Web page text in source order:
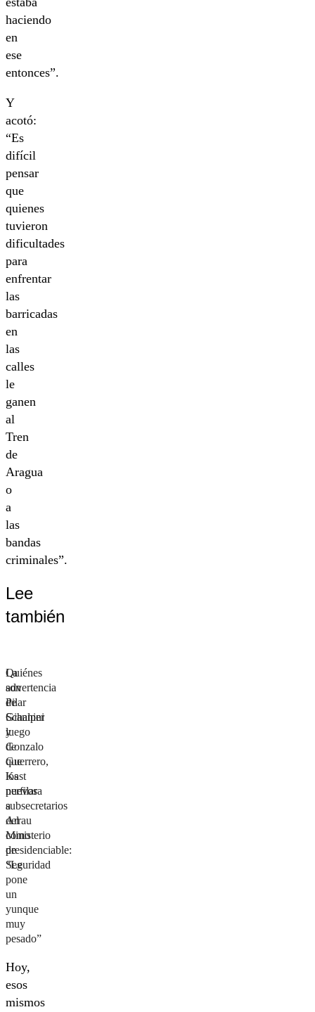
haciendo
en
ese
entonces”.
Y
acotó:
“Es
difícil
pensar
que
quienes
tuvieron
dificultades
para
enfrentar
las
barricadas
en
las
calles
le
ganen
al
Tren
de
Aragua
o
a
las
bandas
criminales”.
Lee
también
Quiénes
son
Pilar
Giannini
y
Gonzalo
Guerrero,
los
nuevos
subsecretarios
del
Ministerio
de
Seguridad
La
advertencia
de
Schalper
luego
de
que
Kast
perfilara
a
Arrau
como
presidenciable:
“Le
pone
un
yunque
muy
pesado”
Hoy,
esos
mismos